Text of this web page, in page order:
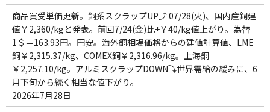
商品買受単価更新。銅系スクラップUP⤴ 07/28(火)、国内産銅建
値￥2,360/kgと発表。前回7/24(金)比+￥40/kg値上がり。為替
1＄＝163.93円。円安。海外銅相場価格からの建値計算値、LME
銅￥2,315.37/kg、COMEX銅￥2,316.96/kg。上海銅
￥2,257.10/kg。アルミスクラップDOWN⤵世界需給の緩みに、6
月下旬から続く相当な値下がり。
2026年7月28日